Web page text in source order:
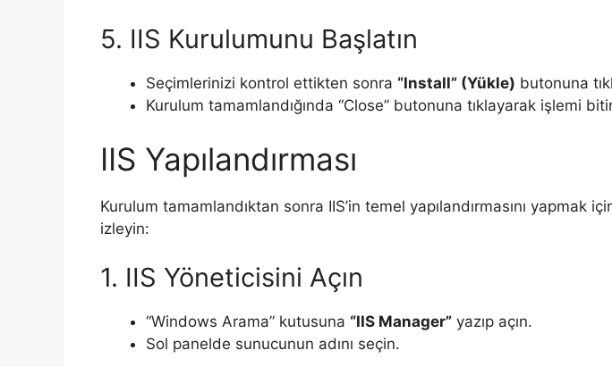
5. IIS Kurulumunu Başlatın
Seçimlerinizi kontrol ettikten sonra “Install” (Yükle) butonuna
Kurulum tamamlandığında “Close” butonuna tıklayarak işlemi
IIS Yapılandırması
Kurulum tamamlandıktan sonra IIS’in temel yapılandırmasını yapmak
izleyin:
1. IIS Yöneticisini Açın
“Windows Arama” kutusuna “IIS Manager” yazıp açın.
Sol panelde sunucunun adını seçin.